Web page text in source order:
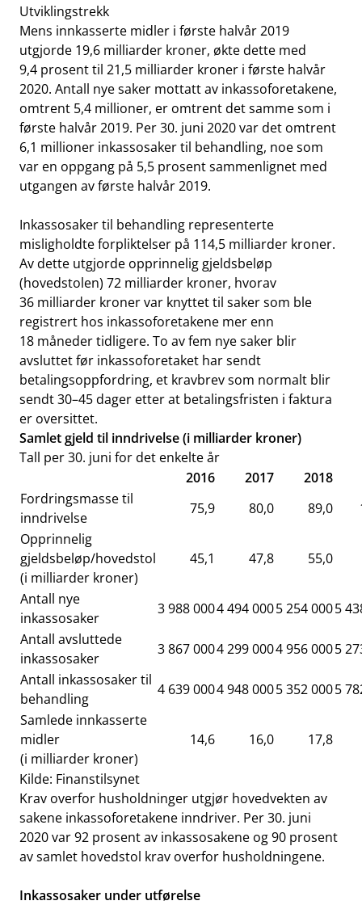
Utviklingstrekk
Mens innkasserte midler i første halvår 2019
utgjorde 19,6 milliarder kroner, økte dette med
9,4 prosent til 21,5 milliarder kroner i første halvår
2020. Antall nye saker mottatt av inkassoforetakene,
omtrent 5,4 millioner, er omtrent det samme som i
første halvår 2019. Per 30. juni 2020 var det omtrent
6,1 millioner inkassosaker til behandling, noe som
var en oppgang på 5,5 prosent sammenlignet med
utgangen av første halvår 2019.
Inkassosaker til behandling representerte
misligholdte forpliktelser på 114,5 milliarder kroner.
Av dette utgjorde opprinnelig gjeldsbeløp
(hovedstolen) 72 milliarder kroner, hvorav
36 milliarder kroner var knyttet til saker som ble
registrert hos inkassoforetakene mer enn
18 måneder tidligere. To av fem nye saker blir
avsluttet før inkassoforetaket har sendt
betalingsoppfordring, et kravbrev som normalt blir
sendt 30–45 dager etter at betalingsfristen i faktura
er oversittet.
Samlet gjeld til inndrivelse (i milliarder kroner)
Tall per 30. juni for det enkelte år
2016
2017
2018
Fordringsmasse til
inndrivelse
75,9 80,0 89,0
Opprinnelig
gjeldsbeløp/hovedstol
(i milliarder kroner)
45,1 47,8 55,0
Antall nye
inkassosaker
3 988 0004 494 0005 254 0005
Antall avsluttede
inkassosaker
3 867 0004 299 0004 956 0005
Antall inkassosaker til
behandling
4 639 0004 948 0005 352 0005
Samlede innkasserte
midler
(i milliarder kroner)
14,6 16,0 17,8
Kilde: Finanstilsynet
Krav overfor husholdninger utgjør hovedvekten av
sakene inkassoforetakene inndriver. Per 30. juni
2020 var 92 prosent av inkassosakene og 90 prosent
av samlet hovedstol krav overfor husholdningene.
Inkassosaker under utførelse